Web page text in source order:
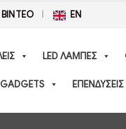
ΒΙΝΤΕΟ EN
LED ΛΑΜΠΕΣ
GADGETS